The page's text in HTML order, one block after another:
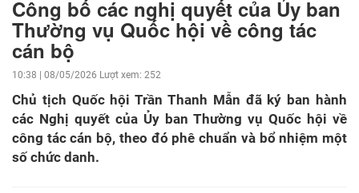
Công bố các nghị quyết của Ủy ban
Thường vụ Quốc hội về công tác
cán bộ
10:38 | 08/05/2026 Lượt xem: 252
Chủ tịch Quốc hội Trần Thanh Mẫn đã ký ban hành
các Nghị quyết của Ủy ban Thường vụ Quốc hội về
công tác cán bộ, theo đó phê chuẩn và bổ nhiệm một
số chức danh.